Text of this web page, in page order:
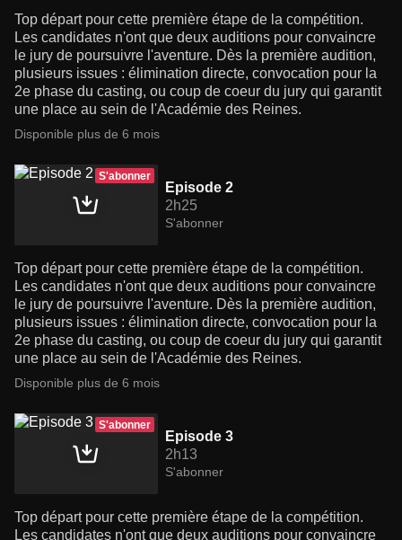
Top départ pour cette première étape de la compétition.
Les candidates n'ont que deux auditions pour convaincre
le jury de poursuivre l'aventure. Dès la première audition,
plusieurs issues : élimination directe, convocation pour la
2e phase du casting, ou coup de coeur du jury qui garantit
une place au sein de l'Académie des Reines.
Disponible plus de 6 mois
S'abonner
Episode 2
2h25
S'abonner
Top départ pour cette première étape de la compétition.
Les candidates n'ont que deux auditions pour convaincre
le jury de poursuivre l'aventure. Dès la première audition,
plusieurs issues : élimination directe, convocation pour la
2e phase du casting, ou coup de coeur du jury qui garantit
une place au sein de l'Académie des Reines.
Disponible plus de 6 mois
S'abonner
Episode 3
2h13
S'abonner
Top départ pour cette première étape de la compétition.
Les candidates n'ont que deux auditions pour convaincre